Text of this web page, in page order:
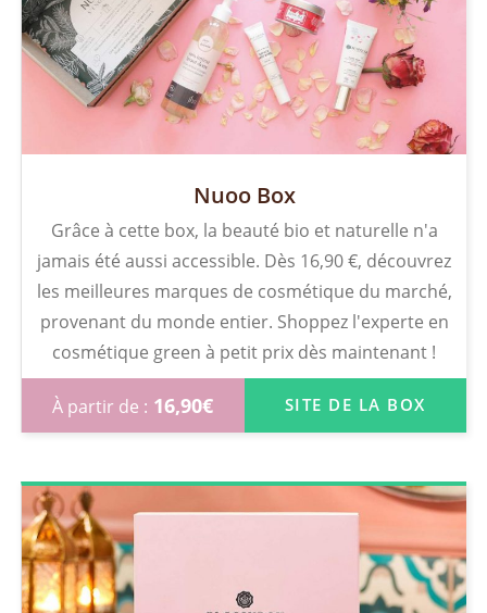
Nuoo Box
Grâce à cette box, la beauté bio et naturelle n'a
jamais été aussi accessible. Dès 16,90 €, découvrez
les meilleures marques de cosmétique du marché,
provenant du monde entier. Shoppez l'experte en
cosmétique green à petit prix dès maintenant !
16,90€ SITE DE LA BOX